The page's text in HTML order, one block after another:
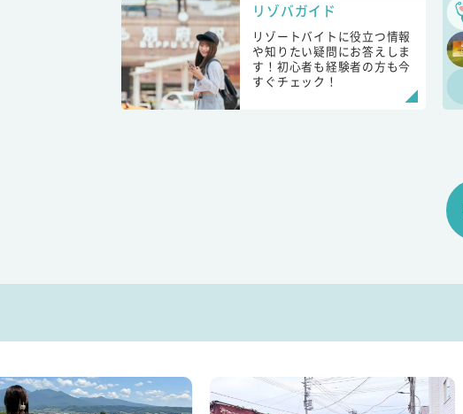
リゾバガイド
リゾートバイトに役立つ情報
や知りたい疑問にお答えしま
す！初心者も経験者の方も今
すぐチェック！